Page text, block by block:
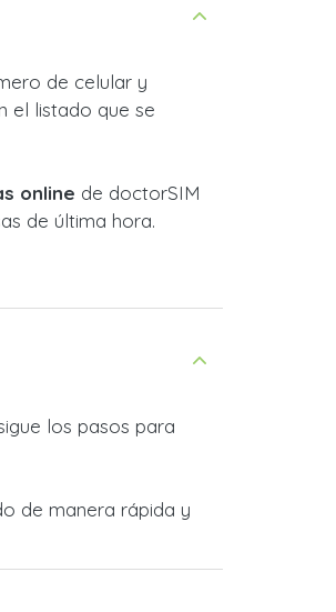
de celular y
el listado que se
online de doctorSIM
de última hora.
los pasos para
de manera rápida y